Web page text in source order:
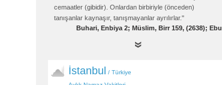
cemaatler (gibidir). Onlardan birbiriyle (önceden)
tanışanlar kaynaşır, tanışmayanlar ayrılırlar."
Buhari, Enbiya 2; Müslim, Birr 159, (2638); Ebu